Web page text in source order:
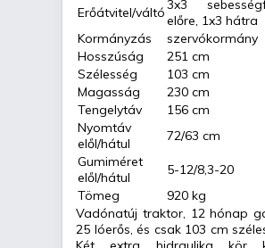
Erőátvitel/váltó3x3
előre, 1x3 hátra
Kormányzás
szervókormány
Hosszúság
251 cm
Szélesség
103 cm
Magasság
230 cm
Tengelytáv
156 cm
Nyomtáv
elől/hátul
72/63 cm
Gumiméret
elől/hátul
5-12/8,3-20
Tömeg
920 kg
Vadónatúj traktor, 12 hónap
25 lóerős, és csak 103 cm